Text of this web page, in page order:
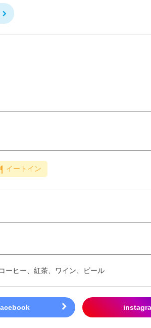
イートイン
ーヒー、紅茶、ワイン、ビール